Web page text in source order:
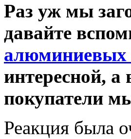
Раз уж мы
давайте
алюминиевых
интересной,
покупатели
Реакция была